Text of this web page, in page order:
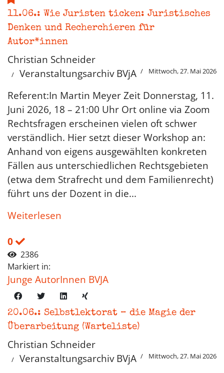
11.06.: Wie Juristen ticken: Juristisches
Denken und Recherchieren für
Autor*innen
Christian Schneider
Veranstaltungsarchiv BVjA
Mittwoch, 27. Mai 2026
Referent:In Martin Meyer Zeit Donnerstag, 11.
Juni 2026, 18 – 21:00 Uhr Ort online via Zoom
Rechtsfragen erscheinen vielen oft schwer
verständlich. Hier setzt dieser Workshop an:
Anhand von eigens ausgewählten konkreten
Fällen aus unterschiedlichen Rechtsgebieten
(etwa dem Strafrecht und dem Familienrecht)
führt uns der Dozent in die...
Weiterlesen
0
2386
Markiert in:
Junge AutorInnen BVJA
20.06.: Selbstlektorat – die Magie der
Überarbeitung (Warteliste)
Christian Schneider
Veranstaltungsarchiv BVjA
Mittwoch, 27. Mai 2026